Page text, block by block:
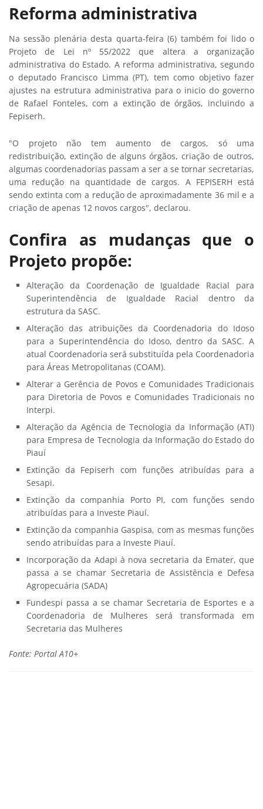
Reforma administrativa
Na sessão plenária desta quarta-feira (6) também foi lido o
Projeto de Lei nº 55/2022 que altera a organização
administrativa do Estado. A reforma administrativa, segundo
o deputado Francisco Limma (PT), tem como objetivo fazer
ajustes na estrutura administrativa para o inicio do governo
de Rafael Fonteles, com a extinção de órgãos, incluindo a
Fepiserh.
"O projeto não tem aumento de cargos, só uma
redistribuição, extinção de alguns órgãos, criação de outros,
algumas coordenadorias passam a ser a se tornar secretarias,
uma redução na quantidade de cargos. A FEPISERH está
sendo extinta com a redução de aproximadamente 36 mil e a
criação de apenas 12 novos cargos", declarou.
Confira as mudanças que o
Projeto propõe:
Alteração da Coordenação de Igualdade Racial para
Superintendência de Igualdade Racial dentro da
estrutura da SASC.
Alteração das atribuições da Coordenadoria do Idoso
para a Superintendência do Idoso, dentro da SASC. A
atual Coordenadoria será substituída pela Coordenadoria
para Áreas Metropolitanas (COAM).
Alterar a Gerência de Povos e Comunidades Tradicionais
para Diretoria de Povos e Comunidades Tradicionais no
Interpi.
Alteração da Agência de Tecnologia da Informação (ATI)
para Empresa de Tecnologia da Informação do Estado do
Piauí
Extinção da Fepiserh com funções atribuídas para a
Sesapi.
Extinção da companhia Porto PI, com funções sendo
atribuídas para a Investe Piauí.
Extinção da companhia Gaspisa, com as mesmas funções
sendo atribuídas para a Investe Piauí.
Incorporação da Adapi à nova secretaria da Emater, que
passa a se chamar Secretaria de Assistência e Defesa
Agropecuária (SADA)
Fundespi passa a se chamar Secretaria de Esportes e a
Coordenadoria de Mulheres será transformada em
Secretaria das Mulheres
Fonte: Portal A10+